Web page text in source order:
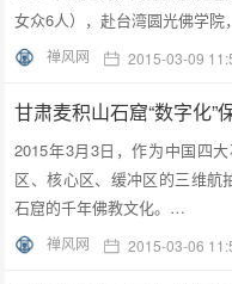
女众6人），赴台湾圆光佛学
禅风网 2015-03-09
甘肃麦积山石窟“数字化”
2015年3月3日，作为中国四
区、核心区、缓冲区的三维航
石窟的千年佛教文化。…
禅风网 2015-03-06